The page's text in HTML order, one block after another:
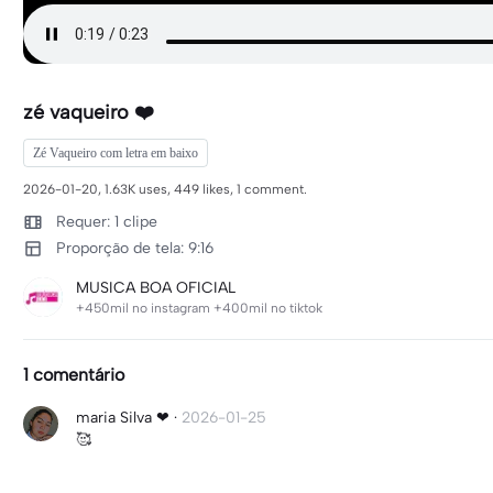
zé vaqueiro ❤️
Zé Vaqueiro com letra em baixo
2026-01-20, 1.63K uses, 449 likes, 1 comment.
Requer: 1 clipe
Proporção de tela: 9:16
MUSICA BOA OFICIAL
+450mil no instagram +400mil no tiktok
1 comentário
maria Silva ❤ · 2026-01-25
🥰